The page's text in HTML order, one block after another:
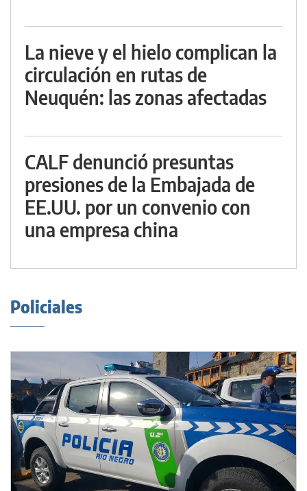
La nieve y el hielo complican la
circulación en rutas de
Neuquén: las zonas afectadas
CALF denunció presuntas
presiones de la Embajada de
EE.UU. por un convenio con
una empresa china
Policiales